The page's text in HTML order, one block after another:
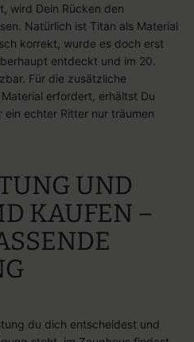
wird Dein Rücken den
Natürlich ist Titan als Material
korrekt, wurde es doch erst
entdeckt und im 20.
Für die zusätzliche
erfordert, erhältst Du
ein echter Ritter nur träumen
UND
KAUFEN –
du dich entscheidest und